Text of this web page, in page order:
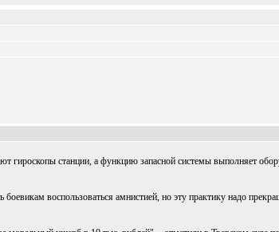
станции, а функцию запасной системы выполняет
воспользоваться амнистией, но эту практику надо